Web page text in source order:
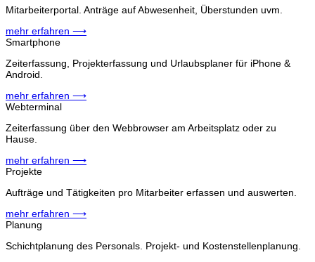
Mitarbeiterportal. Anträge auf Abwesenheit, Überstunden uvm.
mehr erfahren ⟶
Smartphone
Zeiterfassung, Projekterfassung und Urlaubsplaner für iPhone &
Android.
mehr erfahren ⟶
Webterminal
Zeiterfassung über den Webbrowser am Arbeitsplatz oder zu
Hause.
mehr erfahren ⟶
Projekte
Aufträge und Tätigkeiten pro Mitarbeiter erfassen und auswerten.
mehr erfahren ⟶
Planung
Schichtplanung des Personals. Projekt- und Kostenstellenplanung.